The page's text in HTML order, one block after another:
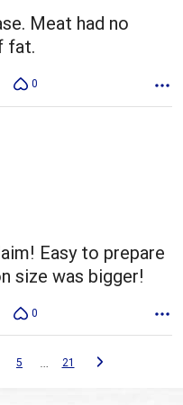
Meat had no
fat.
0
Easy to prepare
size was bigger!
0
5 … 21